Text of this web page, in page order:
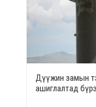
Дүүжин замын
ашиглалтад